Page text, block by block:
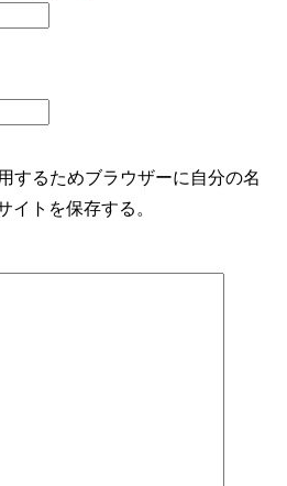
するためブラウザーに自分の名
イトを保存する。